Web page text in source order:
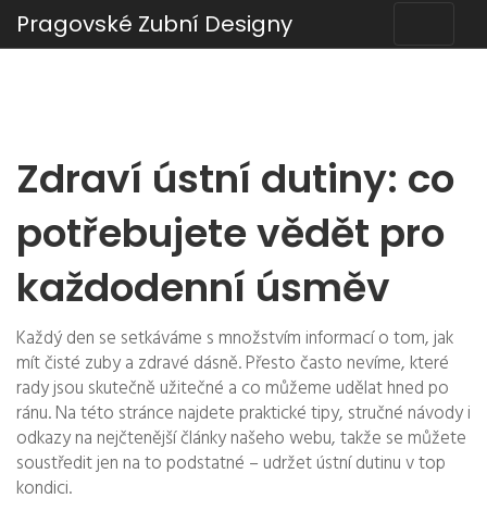
Pragovské Zubní Designy
Zdraví ústní dutiny: co
potřebujete vědět pro
každodenní úsměv
Každý den se setkáváme s množstvím informací o tom, jak
mít čisté zuby a zdravé dásně. Přesto často nevíme, které
rady jsou skutečně užitečné a co můžeme udělat hned po
ránu. Na této stránce najdete praktické tipy, stručné návody i
odkazy na nejčtenější články našeho webu, takže se můžete
soustředit jen na to podstatné – udržet ústní dutinu v top
kondici.